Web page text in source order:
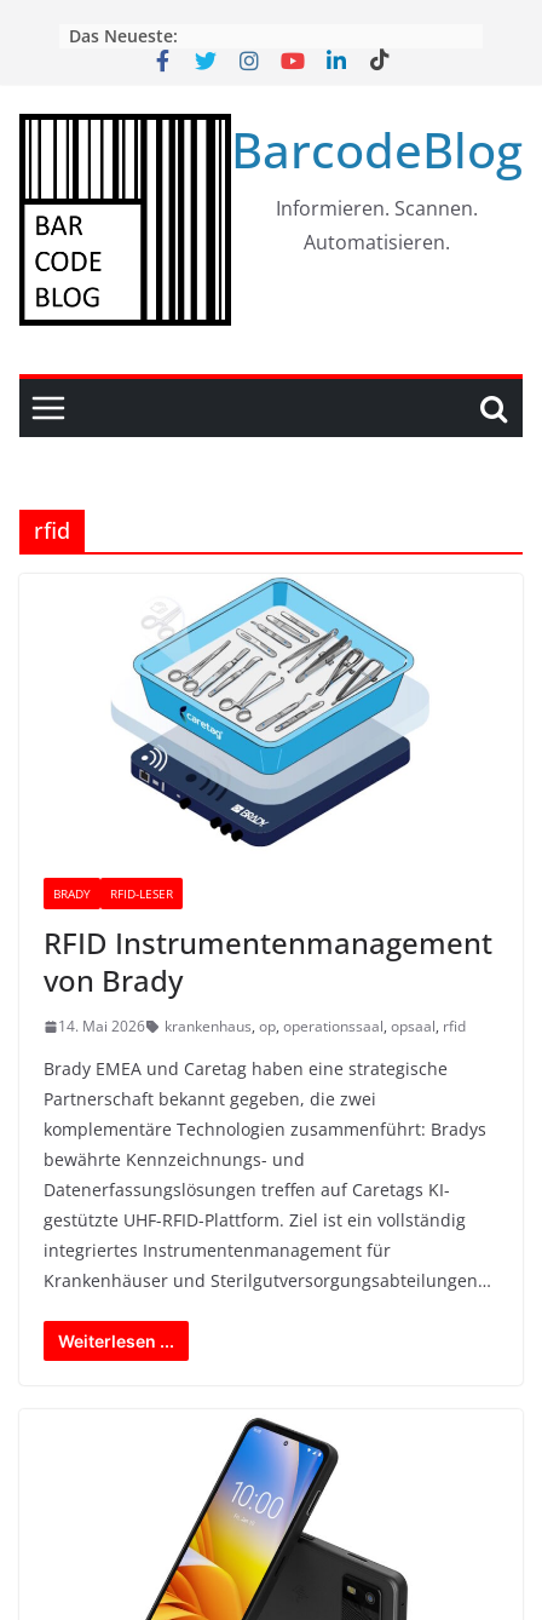
Das Neueste:
BarcodeBlog
Informieren. Scannen.
Automatisieren.
rfid
BRADY RFID-LESER
RFID Instrumentenmanagement
von Brady
14. Mai 2026 krankenhaus, op, operationssaal, opsaal, rfid
Brady EMEA und Caretag haben eine strategische
Partnerschaft bekannt gegeben, die zwei
komplementäre Technologien zusammenführt: Bradys
bewährte Kennzeichnungs- und
Datenerfassungslösungen treffen auf Caretags KI-
gestützte UHF-RFID-Plattform. Ziel ist ein vollständig
integriertes Instrumentenmanagement für
Krankenhäuser und Sterilgutversorgungsabteilungen…
Weiterlesen ...